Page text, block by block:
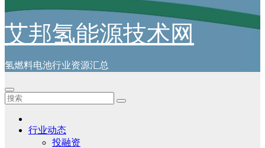
艾邦氢能源技术网
氢燃料电池行业资源汇总
行业动态
投融资